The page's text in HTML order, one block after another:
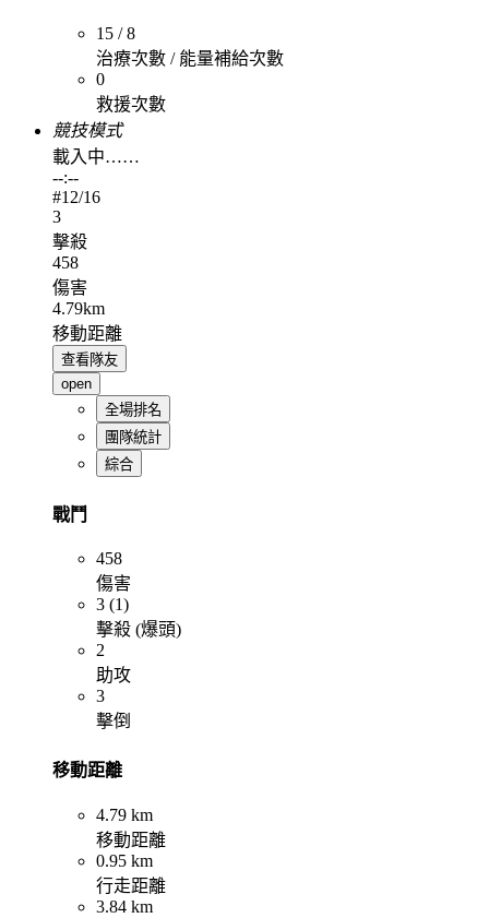
15 / 8
治療次數 / 能量補給次數
0
救援次數
競技模式
載入中……
--:--
#12/16
3
擊殺
458
傷害
4.79km
移動距離
查看隊友
open
全場排名
團隊統計
綜合
戰鬥
458
傷害
3 (1)
擊殺 (爆頭)
2
助攻
3
擊倒
移動距離
4.79 km
移動距離
0.95 km
行走距離
3.84 km